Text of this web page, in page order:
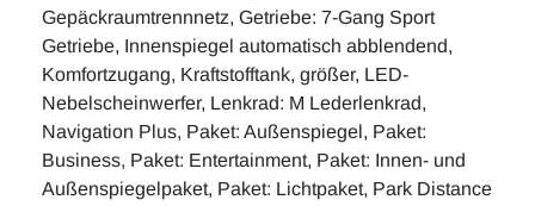
Gepäckraumtrennnetz, Getriebe: 7-Gang Sport
Getriebe, Innenspiegel automatisch abblendend,
Komfortzugang, Kraftstofftank, größer, LED-
Nebelscheinwerfer, Lenkrad: M Lederlenkrad,
Navigation Plus, Paket: Außenspiegel, Paket:
Business, Paket: Entertainment, Paket: Innen- und
Außenspiegelpaket, Paket: Lichtpaket, Park Distance